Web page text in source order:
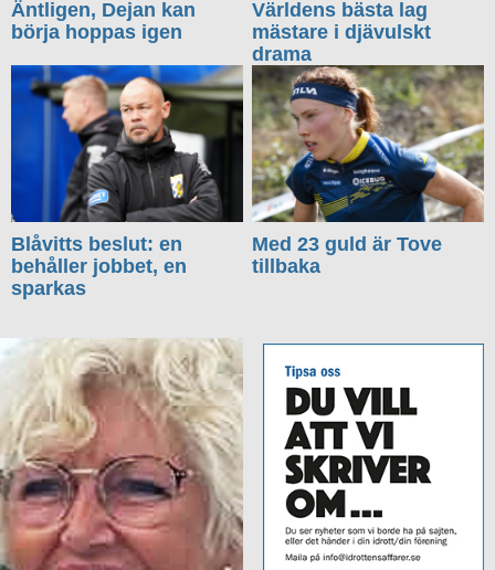
Äntligen, Dejan kan
börja hoppas igen
Världens bästa lag
mästare i djävulskt
drama
Blåvitts beslut: en
behåller jobbet, en
sparkas
Med 23 guld är Tove
tillbaka